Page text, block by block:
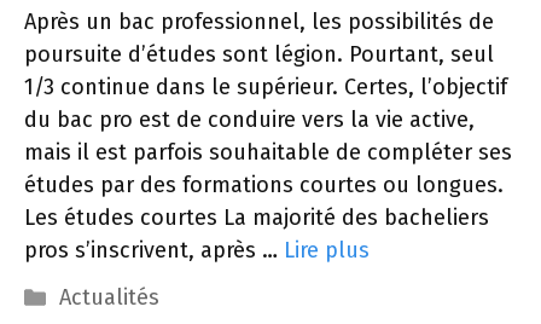
Après un bac professionnel, les possibilités de
poursuite d’études sont légion. Pourtant, seul
1/3 continue dans le supérieur. Certes, l’objectif
du bac pro est de conduire vers la vie active,
mais il est parfois souhaitable de compléter ses
études par des formations courtes ou longues.
Les études courtes La majorité des bacheliers
pros s’inscrivent, après … Lire plus
Catégories
Actualités